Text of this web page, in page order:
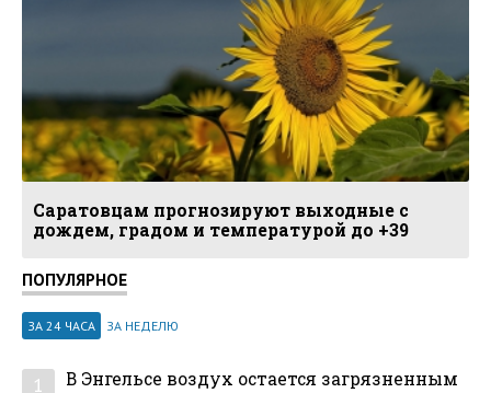
Саратовцам прогнозируют выходные с
дождем, градом и температурой до +39
ПОПУЛЯРНОЕ
ЗА 24 ЧАСА ЗА НЕДЕЛЮ
1
В Энгельсе воздух остается загрязненным